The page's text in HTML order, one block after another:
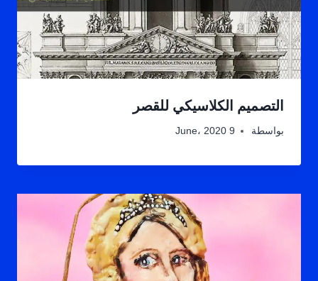
التصميم الكلاسيكي للقصر
بواسطة 9 June، 2020